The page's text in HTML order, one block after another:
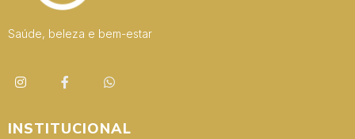
Saúde, beleza e bem-estar
INSTITUCIONAL